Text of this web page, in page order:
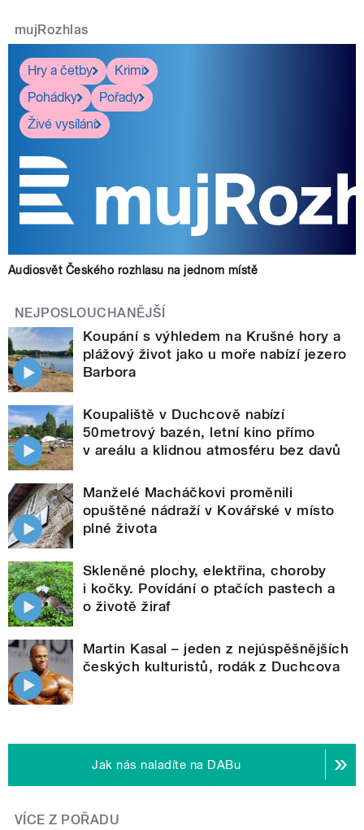
mujRozhlas
Hry a četby
Krimi
Pohádky
Pořady
Živé vysílání
Audiosvět Českého rozhlasu na jednom místě
NEJPOSLOUCHANĚJŠÍ
Koupání s výhledem na Krušné hory a
plážový život jako u moře nabízí jezero
Barbora
Koupaliště v Duchcově nabízí
50metrový bazén, letní kino přímo
v areálu a klidnou atmosféru bez davů
Manželé Macháčkovi proměnili
opuštěné nádraží v Kovářské v místo
plné života
Skleněné plochy, elektřina, choroby
i kočky. Povídání o ptačích pastech a
o životě žiraf
Martin Kasal – jeden z nejúspěšnějších
českých kulturistů, rodák z Duchcova
Jak nás naladíte na DABu
VÍCE Z POŘADU